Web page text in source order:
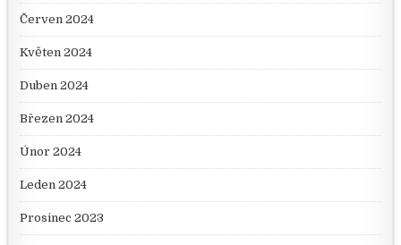
Červen 2024
Květen 2024
Duben 2024
Březen 2024
Únor 2024
Leden 2024
Prosinec 2023